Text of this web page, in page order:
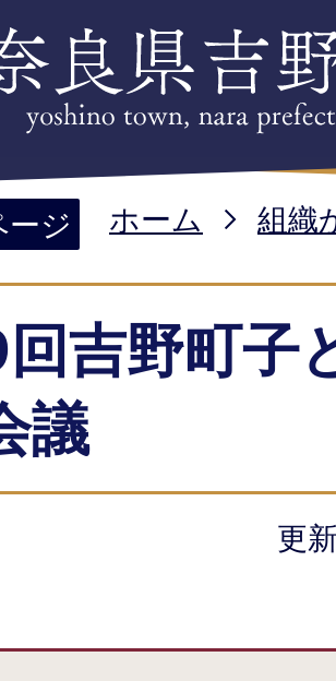
ジ ホーム 組織
吉野町子
議
更